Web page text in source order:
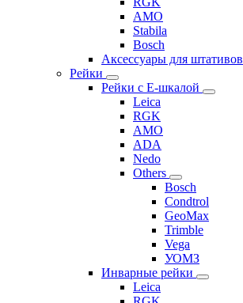
AMO
Stabila
Bosch
Аксессуары для штативов
Рейки
Рейки с Е-шкалой
Leica
RGK
AMO
ADA
Nedo
Others
Bosch
Condtrol
GeoMax
Trimble
Vega
УОМЗ
Инварные рейки
Leica